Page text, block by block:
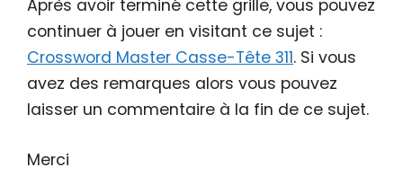
Après avoir terminé cette grille, vous pouvez
continuer à jouer en visitant ce sujet :
Crossword Master Casse-Tête 311. Si vous
avez des remarques alors vous pouvez
laisser un commentaire à la fin de ce sujet.
Merci